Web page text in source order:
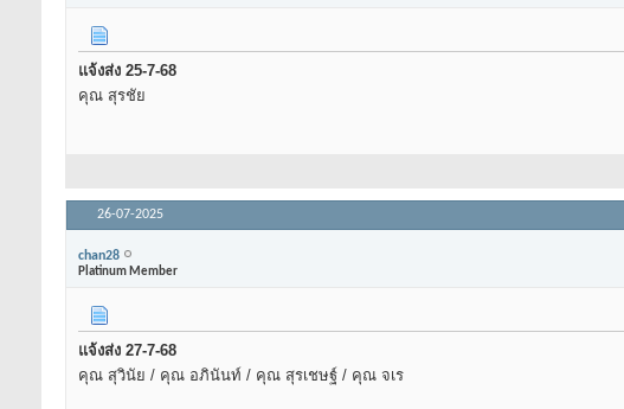
แจ้งส่ง 25-7-68
คุณ สุรชัย
26-07-2025
chan28
Platinum Member
แจ้งส่ง 27-7-68
คุณ สุวินัย / คุณ อภินันท์ / คุณ สุรเชษฐ์ / คุณ จเร